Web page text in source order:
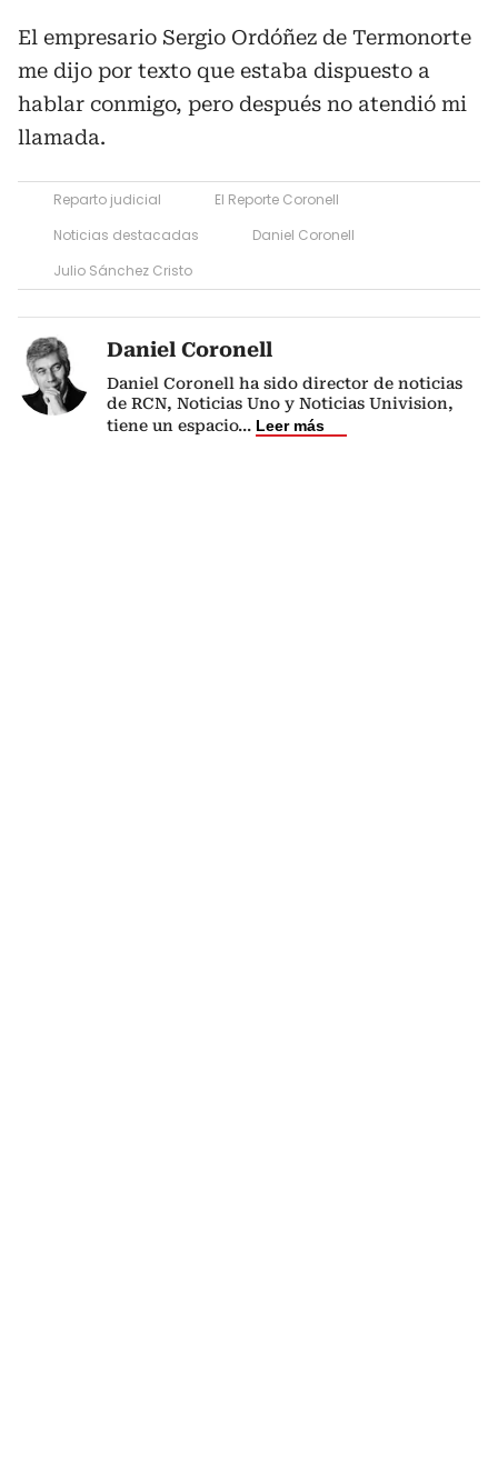
El empresario Sergio Ordóñez de Termonorte
me dijo por texto que estaba dispuesto a
hablar conmigo, pero después no atendió mi
llamada.
Reparto judicial
El Reporte Coronell
Noticias destacadas
Daniel Coronell
Julio Sánchez Cristo
Daniel Coronell
Daniel Coronell ha sido director de noticias
de RCN, Noticias Uno y Noticias Univision,
tiene un espacio... Leer más